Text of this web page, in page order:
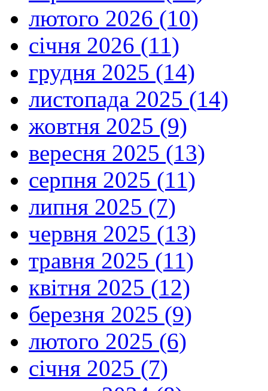
лютого 2026 (10)
січня 2026 (11)
грудня 2025 (14)
листопада 2025 (14)
жовтня 2025 (9)
вересня 2025 (13)
серпня 2025 (11)
липня 2025 (7)
червня 2025 (13)
травня 2025 (11)
квітня 2025 (12)
березня 2025 (9)
лютого 2025 (6)
січня 2025 (7)